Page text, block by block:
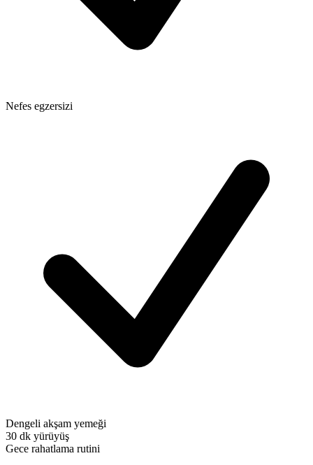
Nefes egzersizi
Dengeli akşam yemeği
30 dk yürüyüş
Gece rahatlama rutini